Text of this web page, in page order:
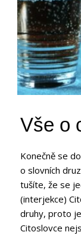
Vše o
Konečně se
o slovních
tušíte, že se
(interjekce)
druhy, proto
Citoslovce